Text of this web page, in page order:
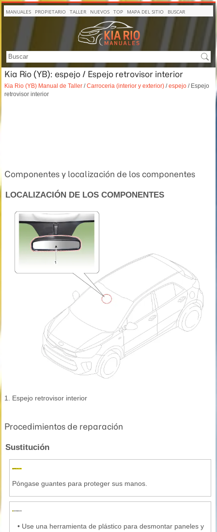
MANUALES PROPIETARIO TALLER NUEVOS TOP MAPA DEL SITIO BUSCAR
Kia Rio (YB): espejo / Espejo retrovisor interior
Kia Rio (YB) Manual de Taller /Carroceria (interior y exterior) /espejo / Espejo
retrovisor interior
Componentes y localización de los componentes
LOCALIZACIÓN DE LOS COMPONENTES
1. Espejo retrovisor interior
Procedimientos de reparación
Sustitución
Póngase guantes para proteger sus manos.
• Use una herramienta de plástico para desmontar paneles y